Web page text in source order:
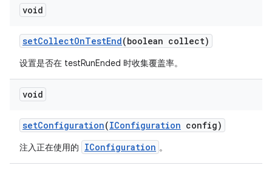
void
setCollectOnTestEnd(boolean collect)
设置是否在 testRunEnded 时收集覆盖率。
void
setConfiguration(IConfiguration config)
注入正在使用的 IConfiguration 。